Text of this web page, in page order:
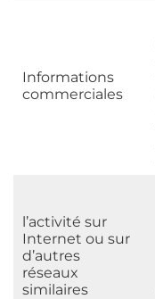
Informations
commerciales
l’activité sur
Internet ou sur
d’autres
réseaux
similaires